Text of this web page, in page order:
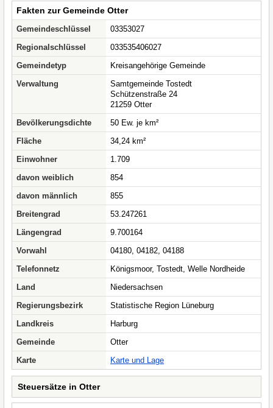
Fakten zur Gemeinde Otter
Gemeindeschlüssel
03353027
Regionalschlüssel
033535406027
Gemeindetyp
Kreisangehörige Gemeinde
Verwaltung
Samtgemeinde Tostedt
Schützenstraße 24
21259 Otter
Bevölkerungsdichte
50 Ew. je km²
Fläche
34,24 km²
Einwohner
1.709
davon weiblich
854
davon männlich
855
Breitengrad
53.247261
Längengrad
9.700164
Vorwahl
04180, 04182, 04188
Telefonnetz
Königsmoor, Tostedt, Welle Nordheide
Land
Niedersachsen
Regierungsbezirk
Statistische Region Lüneburg
Landkreis
Harburg
Gemeinde
Otter
Karte
Karte und Lage
Steuersätze in Otter